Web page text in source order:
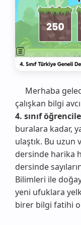
Merhaba
çalışkan bilgi
4. sınıf
buralara kadar,
ulaştık. Bu uzun
dersinde harika
dersinde
Bilimleri ile
yeni ufuklara
birer bilgi fatihi